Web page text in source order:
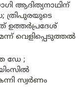
ആദിത്യനാഥിന്
ത്രിപുരയുടെ
ഉത്തർപ്രദേശ്
വെളിപ്പെടുത്തൽ
ഡേ ;
സ്വർണം